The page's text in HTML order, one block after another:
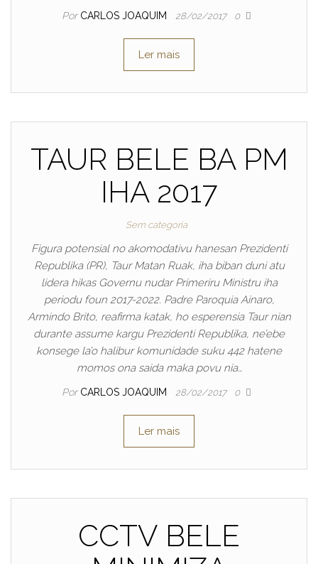
Por CARLOS JOAQUIM 28/02/2017 0
Ler mais
TAUR BELE BA PM
IHA 2017
Sem categoria
Figura potensial no akomodativu hanesan Prezidenti
Republika (PR), Taur Matan Ruak, iha biban duni atu
lidera hikas Governu nudar Primeriru Ministru iha
periodu foun 2017-2022. Padre Paroquia Ainaro,
Armindo Brito, reafirma katak, ho esperensia Taur nian
durante assume kargu Prezidenti Republika, ne’ebe
konsege la’o halibur komunidade suku 442 hatene
momos ona saida maka povu nia…
Por CARLOS JOAQUIM 28/02/2017 0
Ler mais
CCTV BELE